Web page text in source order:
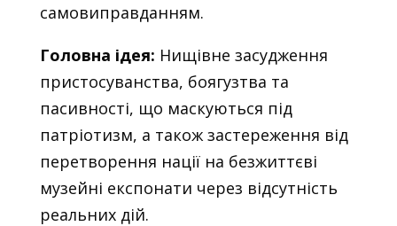
самовиправданням.
Головна ідея: Нищівне засудження
пристосуванства, боягузтва та
пасивності, що маскуються під
патріотизм, а також застереження від
перетворення нації на безжиттєві
музейні експонати через відсутність
реальних дій.